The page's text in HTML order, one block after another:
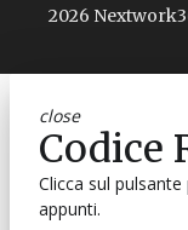
2026
close
Codice
Clicca sul pulsante
appunti.